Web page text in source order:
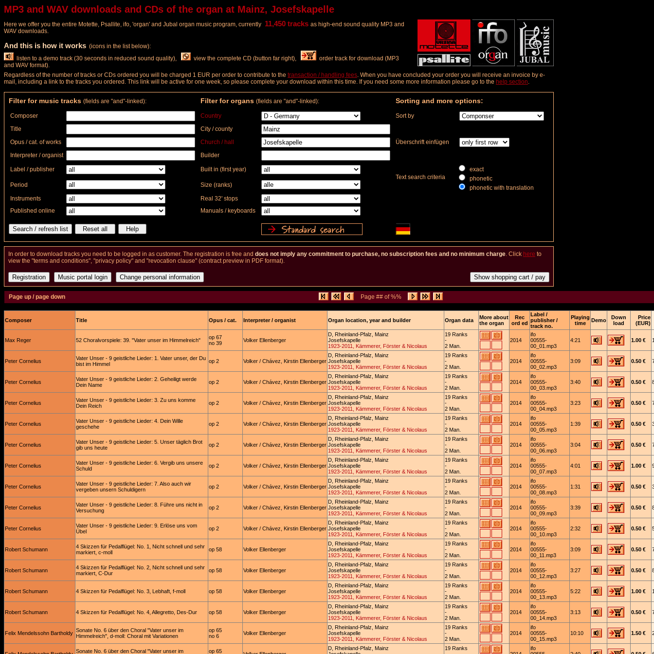
MP3 and WAV downloads and CDs of the organ at Mainz, Josefskapelle
Here we offer you the entire Motette, Psallite, ifo, 'organ' and Jubal organ music program, currently 11,450 tracks as high-end sound quality MP3 and
WAV downloads.
And this is how it works (icons in the list below):
listen to a demo track (30 seconds in reduced sound quality),
view the complete CD (button far right),
order track for download (MP3
and WAV format).
Regardless of the number of tracks or CDs ordered you will be charged 1 EUR per order to contribute to the transaction / handling fees. When you have concluded your order you will receive an invoice by e-
mail, including a link to the tracks you ordered. This link will be active for one week, so please complete your download within this time. If you need some more information please go to the help section.
Filter for music tracks (fields are "and"-linked): Filter for organs (fields are "and"-linked): Sorting and more options:
Composer Country
Sort by
Title
City / county
Opus / cat. of works
Church / hall
Überschrift einfügen
Interpreter / organist
Builder
Label / publisher
Built in (first year)
Text search criteria
exact
phonetic
phonetic with translation
Period
Size (ranks)
Instruments
Real 32' stops
Published online
Manuals / keyboards
In order to download tracks you need to be logged in as customer. The registration is free and does not imply any commitment to purchase, no subscription fees and no minimum charge. Click here to
view the "terms and conditions", "privacy policy" and "revocation clause" (contract preview in PDF format).
Page up / page down Page ## of %%
Composer Title Opus / cat. Interpreter / organist Organ location, year and builder Organ data
More about
the organ
Rec
ord ed
Label /
publisher /
track no.
Playing
time
Demo
Down
load
Price
(EUR)
Max Reger 52 Choralvorspiele: 39. "Vater unser im Himmelreich"
op 67
no 39
Volker Ellenberger
D, Rheinland-Pfalz, Mainz
Josefskapelle
1923-2011, Kämmerer, Förster & Nicolaus
19 Ranks
-
2 Man.
2014
ifo
00555-
00_01.mp3
4:21 1.00 €
Peter Cornelius
Vater Unser - 9 geistliche Lieder: 1. Vater unser, der Du
bist im Himmel
op 2 Volker / Chávez, Kirstin Ellenberger
D, Rheinland-Pfalz, Mainz
Josefskapelle
1923-2011, Kämmerer, Förster & Nicolaus
19 Ranks
-
2 Man.
2014
ifo
00555-
00_02.mp3
3:09 0.50 €
Peter Cornelius
Vater Unser - 9 geistliche Lieder: 2. Geheiligt werde
Dein Name
op 2 Volker / Chávez, Kirstin Ellenberger
D, Rheinland-Pfalz, Mainz
Josefskapelle
1923-2011, Kämmerer, Förster & Nicolaus
19 Ranks
-
2 Man.
2014
ifo
00555-
00_03.mp3
3:40 0.50 €
Peter Cornelius
Vater Unser - 9 geistliche Lieder: 3. Zu uns komme
Dein Reich
op 2 Volker / Chávez, Kirstin Ellenberger
D, Rheinland-Pfalz, Mainz
Josefskapelle
1923-2011, Kämmerer, Förster & Nicolaus
19 Ranks
-
2 Man.
2014
ifo
00555-
00_04.mp3
3:23 0.50 €
Peter Cornelius
Vater Unser - 9 geistliche Lieder: 4. Dein Wille
geschehe
op 2 Volker / Chávez, Kirstin Ellenberger
D, Rheinland-Pfalz, Mainz
Josefskapelle
1923-2011, Kämmerer, Förster & Nicolaus
19 Ranks
-
2 Man.
2014
ifo
00555-
00_05.mp3
1:39 0.50 €
Peter Cornelius
Vater Unser - 9 geistliche Lieder: 5. Unser täglich Brot
gib uns heute
op 2 Volker / Chávez, Kirstin Ellenberger
D, Rheinland-Pfalz, Mainz
Josefskapelle
1923-2011, Kämmerer, Förster & Nicolaus
19 Ranks
-
2 Man.
2014
ifo
00555-
00_06.mp3
3:04 0.50 €
Peter Cornelius
Vater Unser - 9 geistliche Lieder: 6. Vergib uns unsere
Schuld
op 2 Volker / Chávez, Kirstin Ellenberger
D, Rheinland-Pfalz, Mainz
Josefskapelle
1923-2011, Kämmerer, Förster & Nicolaus
19 Ranks
-
2 Man.
2014
ifo
00555-
00_07.mp3
4:01 1.00 €
Peter Cornelius
Vater Unser - 9 geistliche Lieder: 7. Also auch wir
vergeben unsern Schuldigern
op 2 Volker / Chávez, Kirstin Ellenberger
D, Rheinland-Pfalz, Mainz
Josefskapelle
1923-2011, Kämmerer, Förster & Nicolaus
19 Ranks
-
2 Man.
2014
ifo
00555-
00_08.mp3
1:31 0.50 €
Peter Cornelius
Vater Unser - 9 geistliche Lieder: 8. Führe uns nicht in
Versuchung
op 2 Volker / Chávez, Kirstin Ellenberger
D, Rheinland-Pfalz, Mainz
Josefskapelle
1923-2011, Kämmerer, Förster & Nicolaus
19 Ranks
-
2 Man.
2014
ifo
00555-
00_09.mp3
3:39 0.50 €
Peter Cornelius
Vater Unser - 9 geistliche Lieder: 9. Erlöse uns vom
Übel
op 2 Volker / Chávez, Kirstin Ellenberger
D, Rheinland-Pfalz, Mainz
Josefskapelle
1923-2011, Kämmerer, Förster & Nicolaus
19 Ranks
-
2 Man.
2014
ifo
00555-
00_10.mp3
2:32 0.50 €
Robert Schumann
4 Skizzen für Pedalflügel: No. 1, Nicht schnell und sehr
markiert, c-moll
op 58 Volker Ellenberger
D, Rheinland-Pfalz, Mainz
Josefskapelle
1923-2011, Kämmerer, Förster & Nicolaus
19 Ranks
-
2 Man.
2014
ifo
00555-
00_11.mp3
3:09 0.50 €
Robert Schumann
4 Skizzen für Pedalflügel: No. 2, Nicht schnell und sehr
markiert, C-Dur
op 58 Volker Ellenberger
D, Rheinland-Pfalz, Mainz
Josefskapelle
1923-2011, Kämmerer, Förster & Nicolaus
19 Ranks
-
2 Man.
2014
ifo
00555-
00_12.mp3
3:27 0.50 €
Robert Schumann 4 Skizzen für Pedalflügel: No. 3, Lebhaft, f-moll op 58 Volker Ellenberger
D, Rheinland-Pfalz, Mainz
Josefskapelle
1923-2011, Kämmerer, Förster & Nicolaus
19 Ranks
-
2 Man.
2014
ifo
00555-
00_13.mp3
5:22 1.00 €
Robert Schumann 4 Skizzen für Pedalflügel: No. 4, Allegretto, Des-Dur op 58 Volker Ellenberger
D, Rheinland-Pfalz, Mainz
Josefskapelle
1923-2011, Kämmerer, Förster & Nicolaus
19 Ranks
-
2 Man.
2014
ifo
00555-
00_14.mp3
3:13 0.50 €
Felix Mendelssohn Bartholdy Sonate No. 6 über den Choral "Vater unser im
Himmelreich", d-moll: Choral mit Variationen
op 65
no 6
Volker Ellenberger
D, Rheinland-Pfalz, Mainz
Josefskapelle
1923-2011, Kämmerer, Förster & Nicolaus
19 Ranks
-
2 Man.
2014
ifo
00555-
00_15.mp3
10:10 1.50 €
Sonate No. 6 über den Choral "Vater unser im op 65
D, Rheinland-Pfalz, Mainz
19 Ranks
ifo